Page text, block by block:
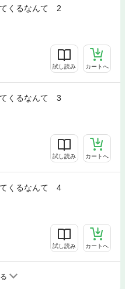
くるなんて 2
試し読み カートへ
くるなんて 3
試し読み カートへ
てくるなんて 4
試し読み カートへ